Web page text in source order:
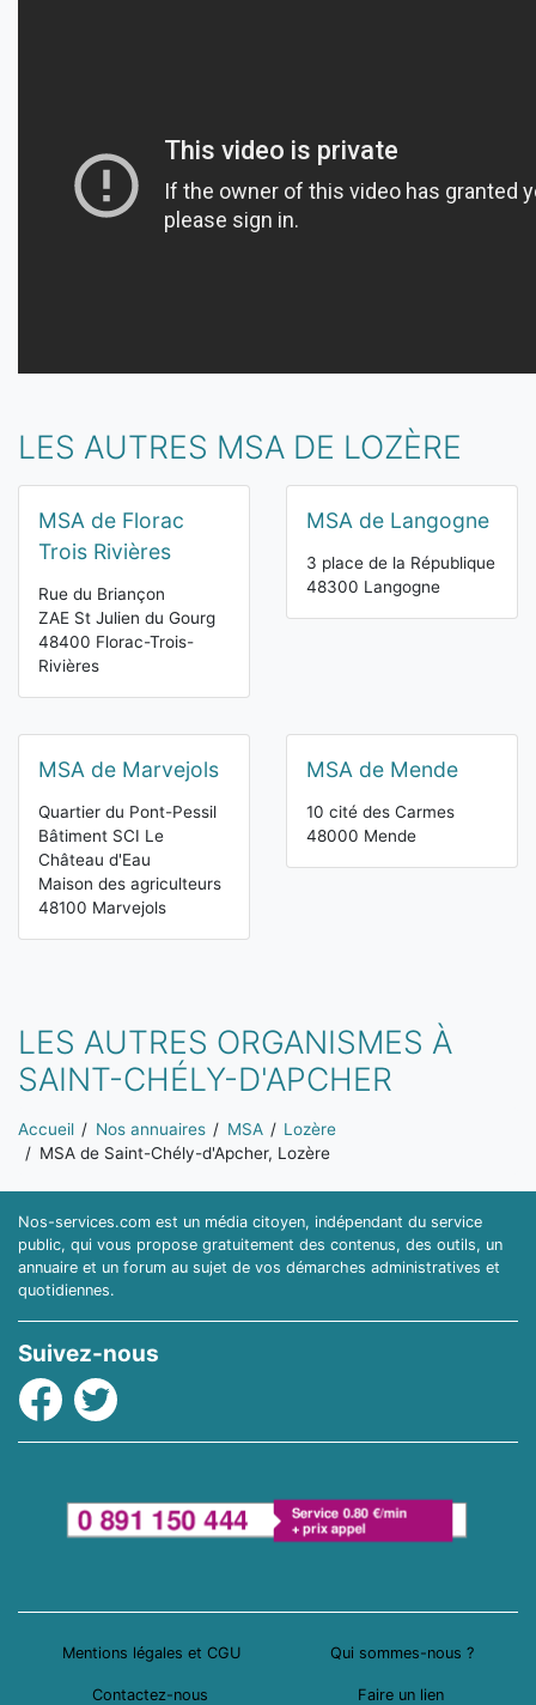
LES AUTRES MSA DE LOZÈRE
MSA de Florac
Trois Rivières
Rue du Briançon
ZAE St Julien du Gourg
48400 Florac-Trois-
Rivières
MSA de Langogne
3 place de la République
48300 Langogne
MSA de Marvejols
Quartier du Pont-Pessil
Bâtiment SCI Le
Château d'Eau
Maison des agriculteurs
48100 Marvejols
MSA de Mende
10 cité des Carmes
48000 Mende
LES AUTRES ORGANISMES À
SAINT-CHÉLY-D'APCHER
Vous êtes ici:
Accueil Nos annuaires MSA
Lozère
MSA de Saint-Chély-d'Apcher, Lozère
Nos-services.com est un média citoyen, indépendant du service
public, qui vous propose gratuitement des contenus, des outils, un
annuaire et un forum au sujet de vos démarches administratives et
quotidiennes.
Suivez-nous
Facebook
Twitter
Mentions légales et CGU Qui sommes-nous ?
Contactez-nous Faire un lien